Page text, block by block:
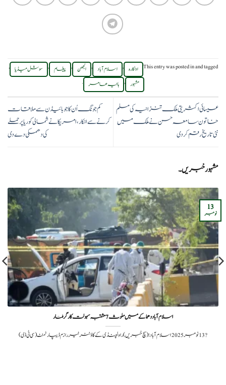
This entry was posted inand tagged اداکارہ , اسلام آباد , الجھن , پیغام , سوشل میڈیا ,
مشہور , ہانیہ عامر .
عیسائی اکثریتی ملک تنزانیہ کی مسلم
خاتون سامعہ حسن نے ملک میں
نئی تاریخ رقم کردی
کم جونگ اُن کا جوبائیڈن سے ملاقات
کرنے سے انکار، امریکا نے شمالی کوریا پر حملے
کی دھمکی دے دی
مشہور خبریں۔
اسلام آباد دھماکے میں ملوث 7 مشتبہ سہولت کار گرفتار
?️ 13 نومبر 2025اسلام آباد: (سچ خبریں) راولپنڈی کے کاؤنٹر ٹیررازم ڈیپارٹمنٹ (سی ٹی ڈی)
13
نومبر